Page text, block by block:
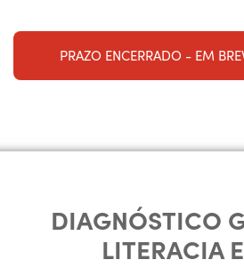
PRAZO ENCERRADO - EM
DIAGNÓSTICO
LITERACIA